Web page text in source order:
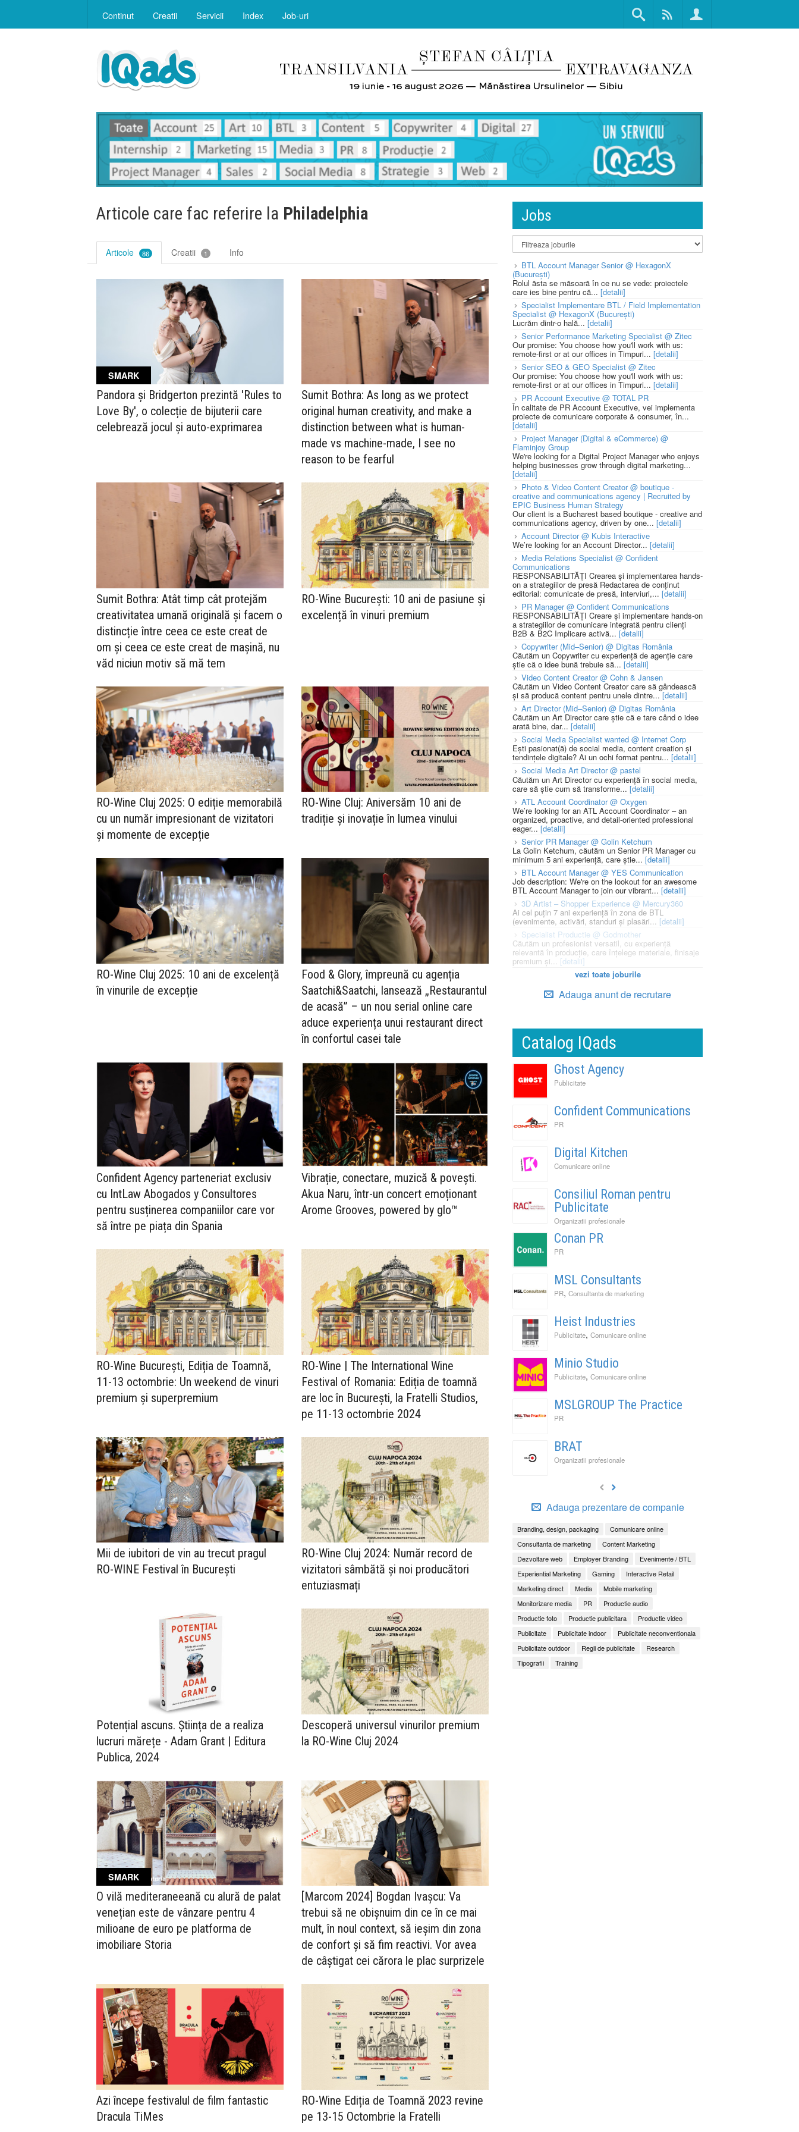
Continut Creatii Servicii Index Job-uri
Articole care fac referire la Philadelphia
Articole 86 Creatii 1 Info
SMARK
Pandora și Bridgerton prezintă 'Rules to
Love By', o colecție de bijuterii care
celebrează jocul și auto-exprimarea
Sumit Bothra: As long as we protect
original human creativity, and make a
distinction between what is human-
made vs machine-made, I see no
reason to be fearful
Sumit Bothra: Atât timp cât protejăm
creativitatea umană originală și facem o
distincție între ceea ce este creat de
om și ceea ce este creat de mașină, nu
văd niciun motiv să mă tem
RO-Wine București: 10 ani de pasiune și
excelență în vinuri premium
RO-Wine Cluj 2025: O ediție memorabilă
cu un număr impresionant de vizitatori
și momente de excepție
RO-Wine Cluj: Aniversăm 10 ani de
tradiție și inovație în lumea vinului
RO-Wine Cluj 2025: 10 ani de excelență
în vinurile de excepție
Food & Glory, împreună cu agenția
Saatchi&Saatchi, lansează „Restaurantul
de acasă” – un nou serial online care
aduce experiența unui restaurant direct
în confortul casei tale
Confident Agency parteneriat exclusiv
cu IntLaw Abogados y Consultores
pentru susținerea companiilor care vor
să între pe piața din Spania
Vibrație, conectare, muzică & povești.
Akua Naru, într-un concert emoționant
Arome Grooves, powered by glo™
RO-Wine București, Ediția de Toamnă,
11-13 octombrie: Un weekend de vinuri
premium și superpremium
RO-Wine | The International Wine
Festival of Romania: Ediția de toamnă
are loc în București, la Fratelli Studios,
pe 11-13 octombrie 2024
Mii de iubitori de vin au trecut pragul
RO-WINE Festival în București
RO-Wine Cluj 2024: Număr record de
vizitatori sâmbătă și noi producători
entuziasmați
Potențial ascuns. Știința de a realiza
lucruri mărețe - Adam Grant | Editura
Publica, 2024
Descoperă universul vinurilor premium
la RO-Wine Cluj 2024
SMARK
O vilă mediteraneeană cu alură de palat
venețian este de vânzare pentru 4
milioane de euro pe platforma de
imobiliare Storia
[Marcom 2024] Bogdan Ivașcu: Va
trebui să ne obișnuim din ce în ce mai
mult, în noul context, să ieșim din zona
de confort și să fim reactivi. Vor avea
de câștigat cei cărora le plac surprizele
Azi începe festivalul de film fantastic
Dracula TiMes
RO-Wine Ediția de Toamnă 2023 revine
pe 13-15 Octombrie la Fratelli
Jobs
BTL Account Manager Senior @ HexagonX
(București)
Rolul ăsta se măsoară în ce nu se vede: proiectele
care ies bine pentru că... [detalii]
Specialist Implementare BTL / Field Implementation
Specialist @ HexagonX (București)
Lucrăm dintr-o hală... [detalii]
Senior Performance Marketing Specialist @ Zitec
Our promise: You choose how you'll work with us:
remote-first or at our offices in Timpuri... [detalii]
Senior SEO & GEO Specialist @ Zitec
Our promise: You choose how you'll work with us:
remote-first or at our offices in Timpuri... [detalii]
PR Account Executive @ TOTAL PR
În calitate de PR Account Executive, vei implementa
proiecte de comunicare corporate & consumer, în...
[detalii]
Project Manager (Digital & eCommerce) @
Flaminjoy Group
We're looking for a Digital Project Manager who enjoys
helping businesses grow through digital marketing...
[detalii]
Photo & Video Content Creator @ boutique -
creative and communications agency | Recruited by
EPIC Business Human Strategy
Our client is a Bucharest based boutique - creative and
communications agency, driven by one... [detalii]
Account Director @ Kubis Interactive
We’re looking for an Account Director... [detalii]
Media Relations Specialist @ Confident
Communications
RESPONSABILITĂȚI Crearea și implementarea hands-
on a strategiilor de presă Redactarea de conținut
editorial: comunicate de presă, interviuri,... [detalii]
PR Manager @ Confident Communications
RESPONSABILITĂȚI Creare și implementare hands-on
a strategiilor de comunicare integrată pentru clienți
B2B & B2C Implicare activă... [detalii]
Copywriter (Mid–Senior) @ Digitas România
Căutăm un Copywriter cu experiență de agenție care
știe că o idee bună trebuie să... [detalii]
Video Content Creator @ Cohn & Jansen
Căutăm un Video Content Creator care să gândească
și să producă content pentru unele dintre... [detalii]
Art Director (Mid–Senior) @ Digitas România
Căutăm un Art Director care știe că e tare când o idee
arată bine, dar... [detalii]
Social Media Specialist wanted @ Internet Corp
Ești pasionat(ă) de social media, content creation și
tendințele digitale? Ai un ochi format pentru... [detalii]
Social Media Art Director @ pastel
Căutăm un Art Director cu experiență în social media,
care să știe cum să transforme... [detalii]
ATL Account Coordinator @ Oxygen
We’re looking for an ATL Account Coordinator – an
organized, proactive, and detail-oriented professional
eager... [detalii]
Senior PR Manager @ Golin Ketchum
La Golin Ketchum, căutăm un Senior PR Manager cu
minimum 5 ani experiență, care știe... [detalii]
BTL Account Manager @ YES Communication
Job description: We're on the lookout for an awesome
BTL Account Manager to join our vibrant... [detalii]
3D Artist – Shopper Experience @ Mercury360
Ai cel puțin 7 ani experiență în zona de BTL
(evenimente, activări, standuri și plasări... [detalii]
Specialist Productie @ Godmother
Căutăm un profesionist versatil, cu experiență
relevantă în producție, care înțelege materiale, finisaje
premium și... [detalii]
vezi toate joburile
Adauga anunt de recrutare
Catalog IQads
Ghost Agency
Publicitate
Confident Communications
PR
Digital Kitchen
Comunicare online
Consiliul Roman pentru
Publicitate
Organizatii profesionale
Conan PR
PR
MSL Consultants
PR, Consultanta de marketing
Heist Industries
Publicitate, Comunicare online
Minio Studio
Publicitate, Comunicare online
MSLGROUP The Practice
PR
BRAT
Organizatii profesionale
Adauga prezentare de companie
Branding, design, packaging
Comunicare online
Consultanta de marketing
Content Marketing
Dezvoltare web
Employer Branding
Evenimente / BTL
Experiential Marketing
Gaming
Interactive Retail
Marketing direct
Media
Mobile marketing
Monitorizare media
PR
Productie audio
Productie foto
Productie publicitara
Productie video
Publicitate
Publicitate indoor
Publicitate neconventionala
Publicitate outdoor
Regii de publicitate
Research
Tipografii
Training